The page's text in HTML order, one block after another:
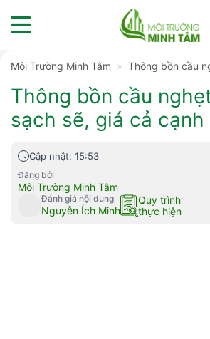
to
Môi Trường Minh Tâm » Thông bồn cầu
Thông bồn cầu
sạch sẽ, giá cả cạnh
Cập nhật: 15:53
Đăng bởi
Môi Trường Minh Tâm
Đánh giá nội dung
Nguyễn Ích Minh
Quy trình
thực hiện